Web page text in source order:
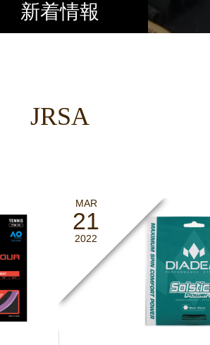
新着情報
JRSA
MAR
21
2022